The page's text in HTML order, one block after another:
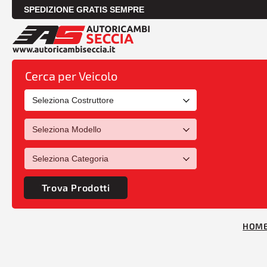
SPEDIZIONE GRATIS SEMPRE
Cerca per Veicolo
Trova Prodotti